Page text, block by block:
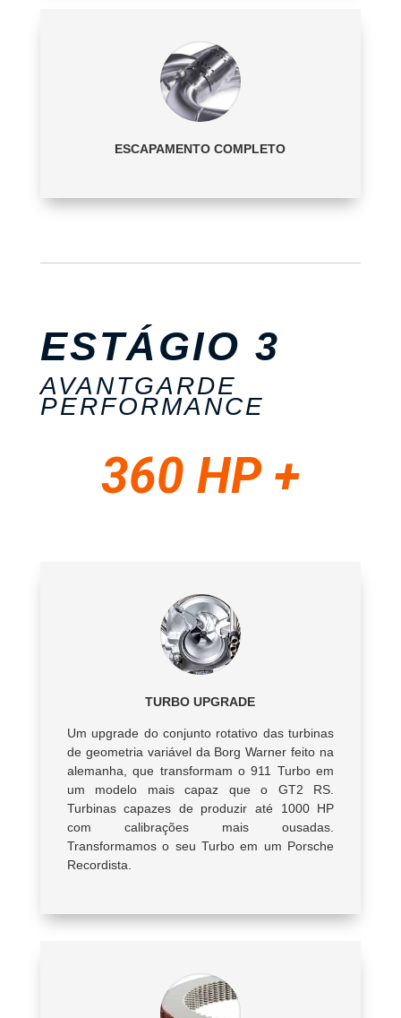
ESCAPAMENTO COMPLETO
ESTÁGIO 3
AVANTGARDE
PERFORMANCE
360 HP +
TURBO UPGRADE
Um upgrade do conjunto rotativo das turbinas
de geometria variável da Borg Warner feito na
alemanha, que transformam o 911 Turbo em
um modelo mais capaz que o GT2 RS.
Turbinas capazes de produzir até 1000 HP
com calibrações mais ousadas.
Transformamos o seu Turbo em um Porsche
Recordista.